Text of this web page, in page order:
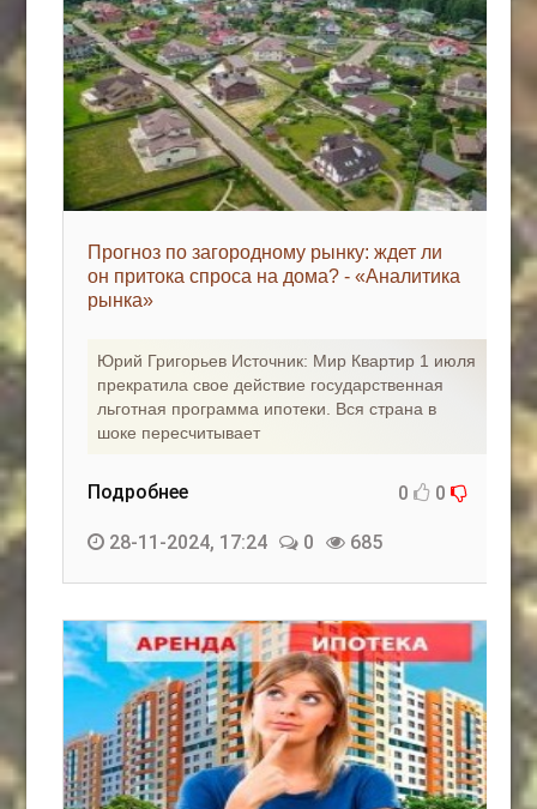
Прогноз по загородному рынку: ждет ли
он притока спроса на дома? - «Аналитика
рынка»
Юрий Григорьев Источник: Мир Квартир 1 июля
прекратила свое действие государственная
льготная программа ипотеки. Вся страна в
шоке пересчитывает
Подробнее 0 0
28-11-2024, 17:24 0 685